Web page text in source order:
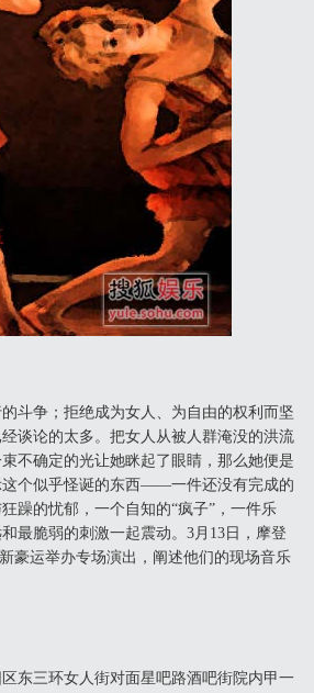
争；拒绝成为女人、为自由的权利而坚
谈论的太多。把女人从被人群淹没的洪流
不确定的光让她眯起了眼睛，那么她便是
个似乎怪诞的东西——一件还没有完成的
躁的忧郁，一个自知的“疯子”，一件乐
最脆弱的刺激一起震动。3月13日，摩登
豪运举办专场演出，阐述他们的现场音乐
三环女人街对面星吧路酒吧街院内甲一